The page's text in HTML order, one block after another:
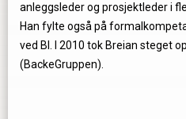
anleggsleder og prosjektleder i
Han fylte også på
ved BI. I 2010 tok Breian steget
(BackeGruppen).